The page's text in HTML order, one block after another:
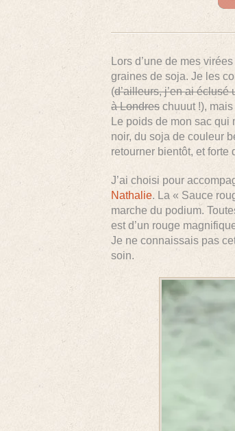
Lors d’une de mes
graines de soja. Je les
(d’ailleurs, j’en ai
à Londres chuuut !),
Le poids de mon sac qui
noir, du soja de couleur
retourner bientôt, et forte
J’ai choisi pour
Nathalie. La « Sauce
marche du podium.
est d’un rouge
Je ne connaissais pas
soin.